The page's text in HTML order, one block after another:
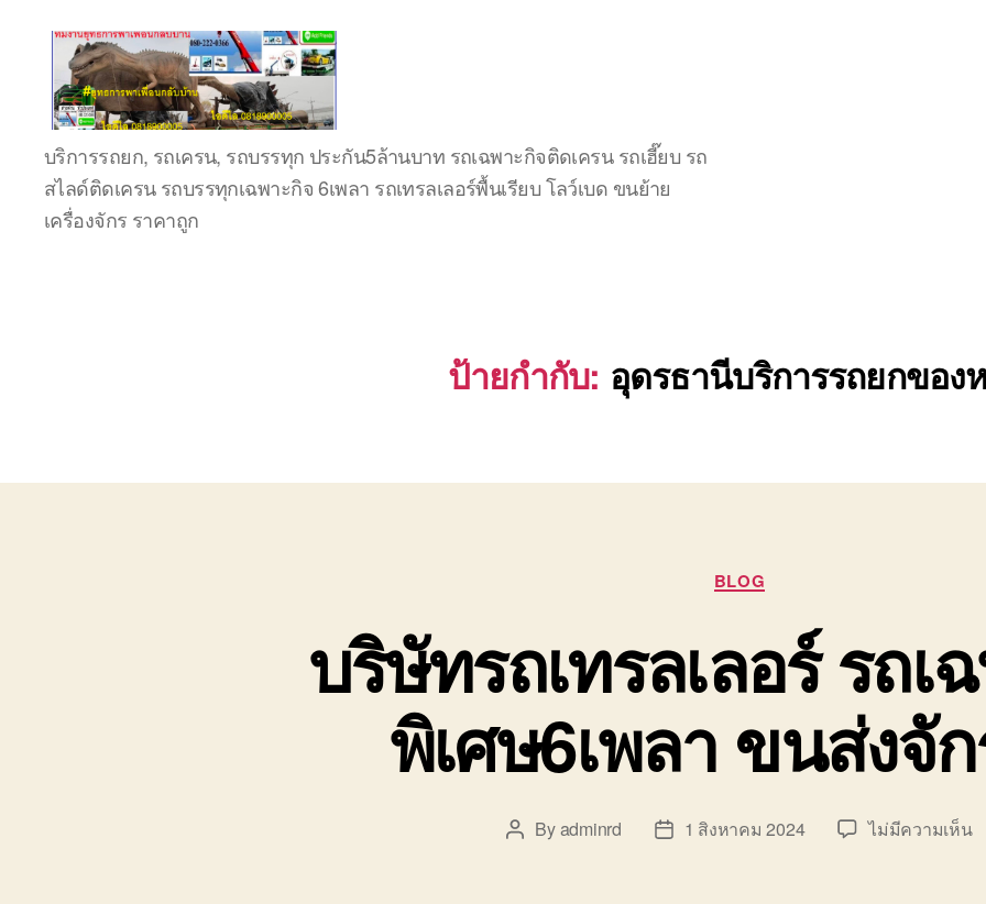
ชลบุรี
รถ
เครน
ยก
ของ
บริการรถยก, รถเครน, รถบรรทุก ประกัน5ล้านบาท รถเฉพาะกิจติดเครน รถเฮี๊ยบ รถ
สไลด์ติดเครน รถบรรทุกเฉพาะกิจ 6เพลา รถเทรลเลอร์พื้นเรียบ โลว์เบด ขนย้าย
เครื่องจักร ราคาถูก
ป้ายกำกับ: อุดรธานีบริการรถยกของ
Categories
BLOG
บริษัทรถเทรลเลอร์ รถเ
พิเศษ6เพลา ขนส่งจั
Post
Byadminrd
Post1 สิงหาคม 2024 ไม่มีความเห็นบน